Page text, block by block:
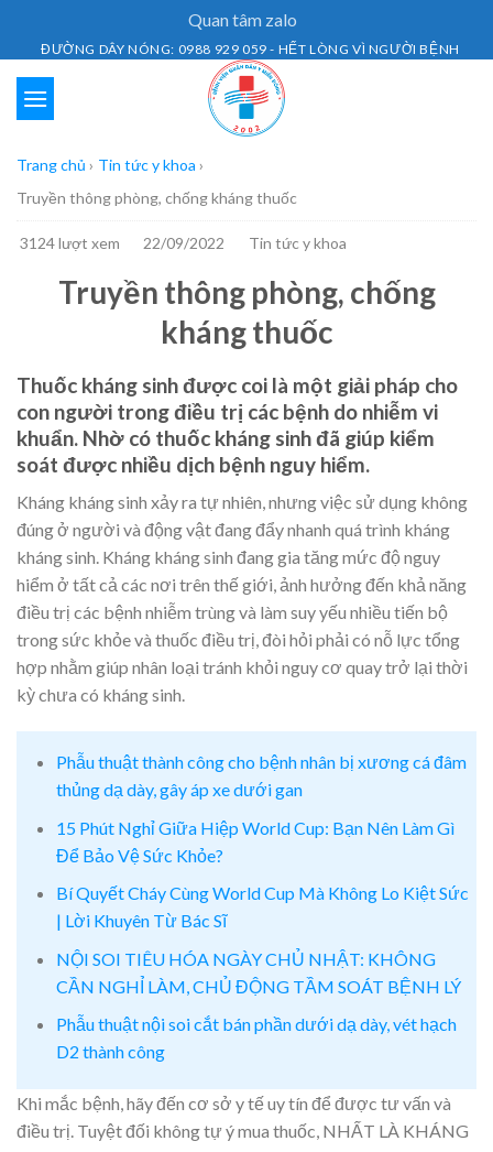
Quan tâm zalo
ĐƯỜNG DÂY NÓNG: 0988 929 059 - HẾT LÒNG VÌ NGƯỜI BỆNH
Trang chủ › Tin tức y khoa ›
Truyền thông phòng, chống kháng thuốc
3124 lượt xem 22/09/2022 Tin tức y khoa
Truyền thông phòng, chống
kháng thuốc
Thuốc kháng sinh được coi là một giải pháp cho
con người trong điều trị các bệnh do nhiễm vi
khuẩn. Nhờ có thuốc kháng sinh đã giúp kiểm
soát được nhiều dịch bệnh nguy hiểm.
Kháng kháng sinh xảy ra tự nhiên, nhưng việc sử dụng không
đúng ở người và động vật đang đẩy nhanh quá trình kháng
kháng sinh. Kháng kháng sinh đang gia tăng mức độ nguy
hiểm ở tất cả các nơi trên thế giới, ảnh hưởng đến khả năng
điều trị các bệnh nhiễm trùng và làm suy yếu nhiều tiến bộ
trong sức khỏe và thuốc điều trị, đòi hỏi phải có nỗ lực tổng
hợp nhằm giúp nhân loại tránh khỏi nguy cơ quay trở lại thời
kỳ chưa có kháng sinh.
Phẫu thuật thành công cho bệnh nhân bị xương cá đâm
thủng dạ dày, gây áp xe dưới gan
15 Phút Nghỉ Giữa Hiệp World Cup: Bạn Nên Làm Gì
Để Bảo Vệ Sức Khỏe?
Bí Quyết Cháy Cùng World Cup Mà Không Lo Kiệt Sức
| Lời Khuyên Từ Bác Sĩ
NỘI SOI TIÊU HÓA NGÀY CHỦ NHẬT: KHÔNG
CẦN NGHỈ LÀM, CHỦ ĐỘNG TẦM SOÁT BỆNH LÝ
Phẫu thuật nội soi cắt bán phần dưới dạ dày, vét hạch
D2 thành công
Khi mắc bệnh, hãy đến cơ sở y tế uy tín để được tư vấn và
điều trị. Tuyệt đối không tự ý mua thuốc, NHẤT LÀ KHÁNG